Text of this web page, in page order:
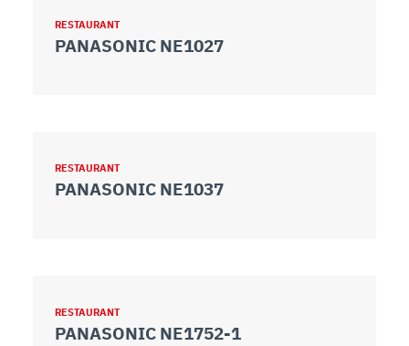
RESTAURANT
PANASONIC NE1027
RESTAURANT
PANASONIC NE1037
RESTAURANT
PANASONIC NE1752-1